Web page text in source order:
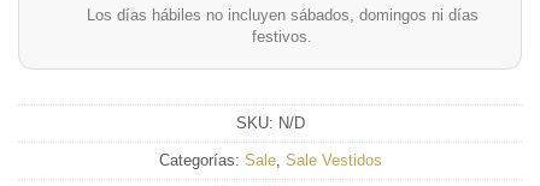
Los días hábiles no incluyen sábados, domingos ni días
festivos.
SKU: N/D
Categorías: Sale, Sale Vestidos